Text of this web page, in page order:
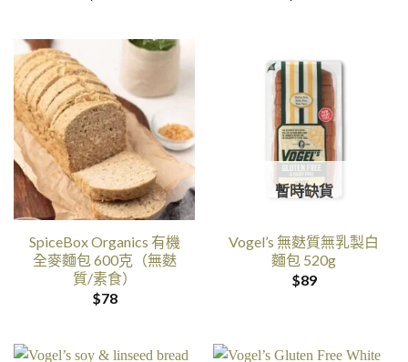
SpiceBox Organics 有機
全麥麵包 600克（無麩
質/素食）
$78
暫時缺貨
Vogel’s 無麩質無乳製白
麵包 520g
$89